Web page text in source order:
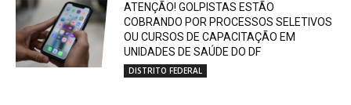
ATENÇÃO! GOLPISTAS ESTÃO
COBRANDO POR PROCESSOS SELETIVOS
OU CURSOS DE CAPACITAÇÃO EM
UNIDADES DE SAÚDE DO DF
DISTRITO FEDERAL